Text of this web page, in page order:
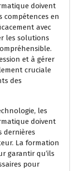
doivent
compétences en
avec
les solutions
et à gérer
cruciale
des
les
doivent
dernières
La formation
garantir qu’ils
pour